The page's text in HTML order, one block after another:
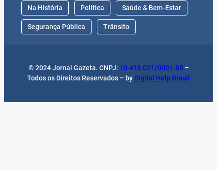
Na História Política Saúde & Bem-Estar
Segurança Pública Trânsito
© 2024 Jornal Gazeta. CNPJ: 10.418.021/0001-85–
Todos os Direitos Reservados – by Digital Help Brasil